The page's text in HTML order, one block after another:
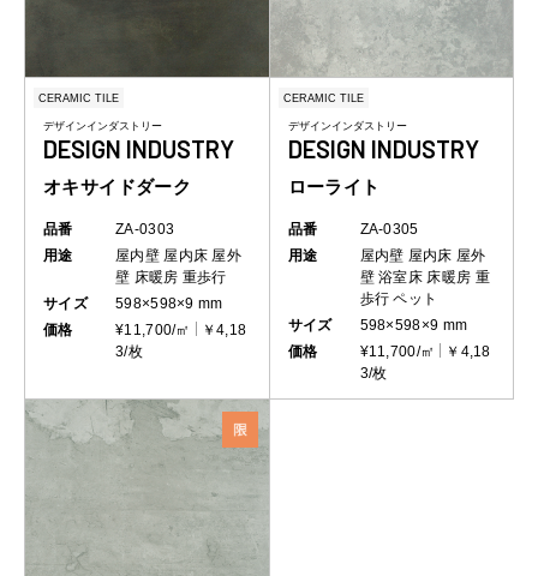
CERAMIC TILE
デザインインダストリー
DESIGN INDUSTRY
オキサイドダーク
品番
ZA-0303
用途
屋内壁 屋内床 屋外
壁 床暖房 重歩行
サイズ
598×598×9 mm
価格
¥11,700/㎡
￥4,18
3/枚
CERAMIC TILE
デザインインダストリー
DESIGN INDUSTRY
ローライト
品番
ZA-0305
用途
屋内壁 屋内床 屋外
壁 浴室床 床暖房 重
歩行 ペット
サイズ
598×598×9 mm
価格
¥11,700/㎡
￥4,18
3/枚